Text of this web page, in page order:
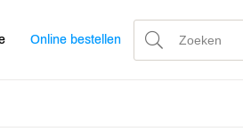
Online bestellen